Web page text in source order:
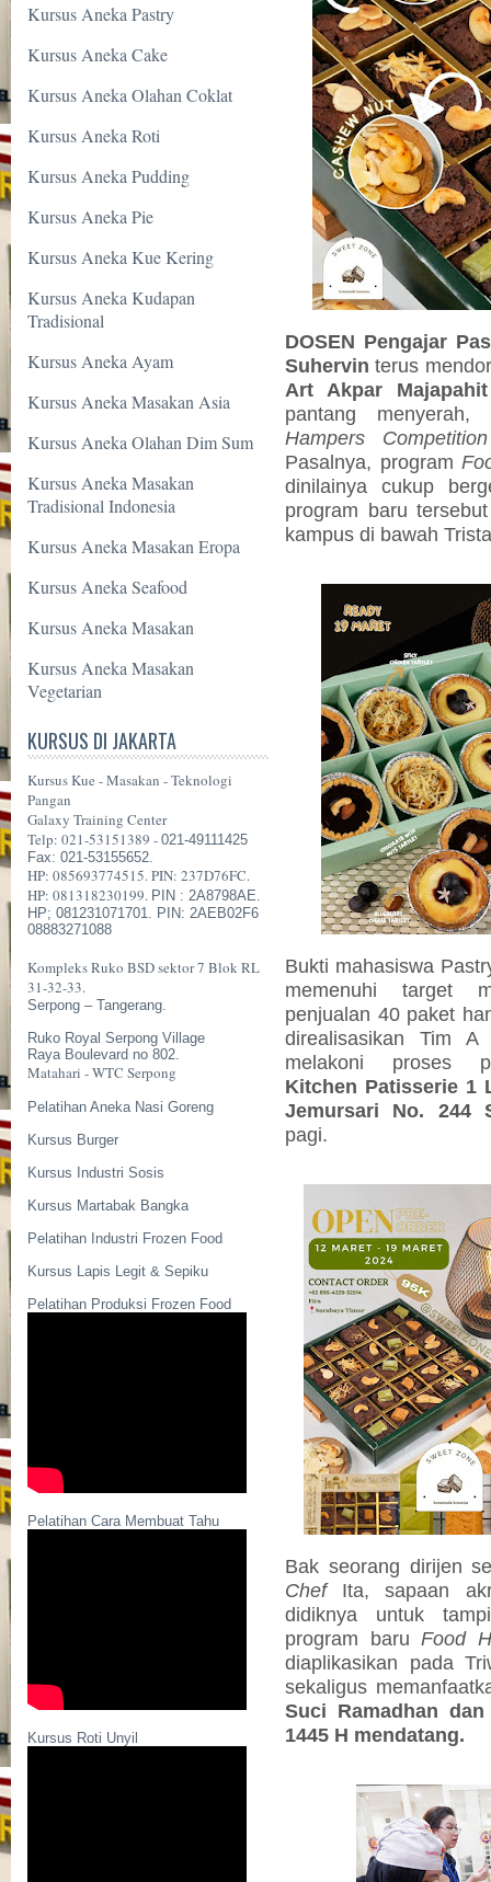
Kursus Aneka Pastry
Kursus Aneka Cake
Kursus Aneka Olahan Coklat
Kursus Aneka Roti
Kursus Aneka Pudding
Kursus Aneka Pie
Kursus Aneka Kue Kering
Kursus Aneka Kudapan
Tradisional
Kursus Aneka Ayam
Kursus Aneka Masakan Asia
Kursus Aneka Olahan Dim Sum
Kursus Aneka Masakan
Tradisional Indonesia
Kursus Aneka Masakan Eropa
Kursus Aneka Seafood
Kursus Aneka Masakan
Kursus Aneka Masakan
Vegetarian
KURSUS DI JAKARTA
Kursus Kue - Masakan - Teknologi
Pangan
Galaxy Training Center
Telp: 021-53151389 - 021-49111425
Fax: 021-53155652.
HP: 085693774515. PIN: 237D76FC.
HP: 081318230199. PIN : 2A8798AE.
HP; 081231071701. PIN: 2AEB02F6
08883271088
Kompleks Ruko BSD sektor 7 Blok RL
31-32-33.
Serpong – Tangerang.
Ruko Royal Serpong Village
Raya Boulevard no 802.
Matahari - WTC Serpong
Pelatihan Aneka Nasi Goreng
Kursus Burger
Kursus Industri Sosis
Kursus Martabak Bangka
Pelatihan Industri Frozen Food
Kursus Lapis Legit & Sepiku
Pelatihan Produksi Frozen Food
Pelatihan Cara Membuat Tahu
Kursus Roti Unyil
DOSEN Pengajar
Suhervinterus
Art Akpar
pantang
Hampers Competition
Pasalnya, program
dinilainya cukup
program baru
kampus di bawah
Bukti mahasiswa
memenuhi target
penjualan 40 paket
direalisasikan Tim
melakoni proses
Kitchen Patisserie 1
Jemursari No. 244
pagi.
Bak seorang dirijen
Chef Ita, sapaan
didiknya untuk
program baru Food
diaplikasikan pada
sekaligus
Suci Ramadhan
1445 H mendatang.